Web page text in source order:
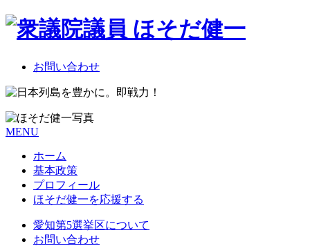
お問い合わせ
MENU
ホーム
基本政策
プロフィール
ほそだ健一を応援する
愛知第5選挙区について
お問い合わせ